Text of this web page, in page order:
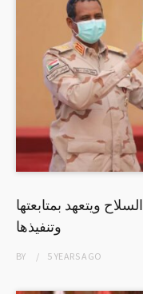
ويتعهد بمتابعتها
وتنفيذها
BY 5 YEARSAGO